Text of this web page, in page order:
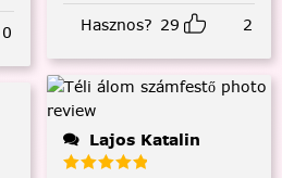
0 Hasznos? 29 2
Lajos Katalin